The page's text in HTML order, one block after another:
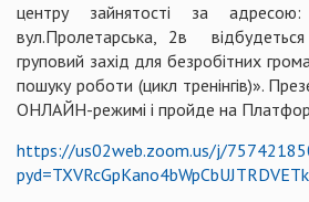
центру зайнятості за
вул.Пролетарська, 2в відбудеться
груповий захід для безробітних
пошуку роботи (цикл тренінгів)».
ОНЛАЙН-режимі і пройде на
https://us02web.zoom.us/j/